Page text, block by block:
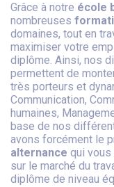
Grâce à notre école
nombreuses
domaines, tout en
maximiser votre
diplôme. Ainsi, nos
permettent de
très porteurs et
Communication,
humaines,
base de nos
avons forcément le
alternance qui vous
sur le marché du
diplôme de niveau